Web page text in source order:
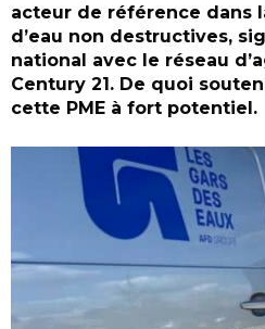
acteur de référence dans
d’eau non destructives,
national avec le réseau
Century 21. De quoi
cette PME à fort potentiel.